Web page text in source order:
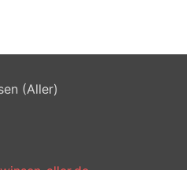
(Aller)